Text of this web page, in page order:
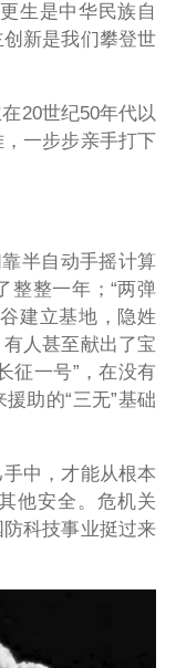
生是中华民族自
新是我们攀登世
20世纪50年代以
一步步亲手打下
半自动手摇计算
整整一年；“两弹
建立基地，隐姓
人甚至献出了宝
征一号”，在没有
助的“三无”基础
中，才能从根本
他安全。危机关
科技事业挺过来